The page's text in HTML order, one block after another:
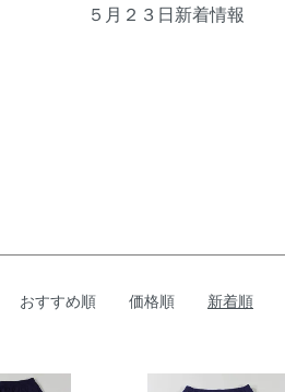
５月２３日新着情報
おすすめ順 価格順 新着順